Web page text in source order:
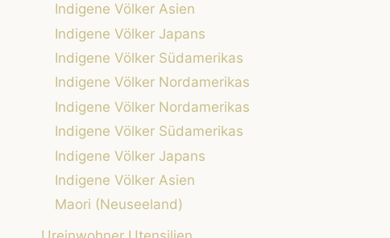
Indigene Völker Asien
Indigene Völker Japans
Indigene Völker Südamerikas
Indigene Völker Nordamerikas
Indigene Völker Nordamerikas
Indigene Völker Südamerikas
Indigene Völker Japans
Indigene Völker Asien
Maori (Neuseeland)